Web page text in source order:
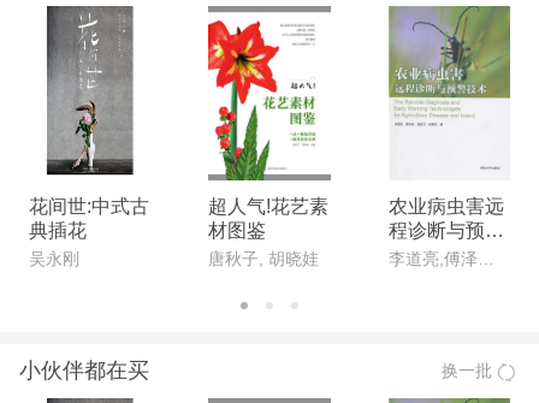
花间世:中式古
典插花
吴永刚
超人气!花艺素
材图鉴
唐秋子, 胡晓娃
农业病虫害远
程诊断与预警
技术
李道亮,傅泽田,温继文,段青玲
小伙伴都在买 换一批